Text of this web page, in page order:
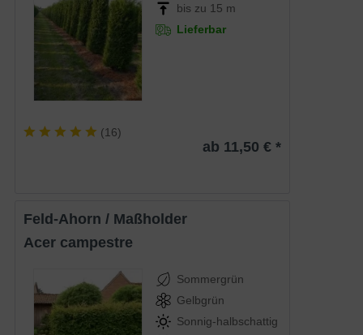
bis zu 15 m
Lieferbar
(16)
ab 11,50 € *
Feld-Ahorn / Maßholder
Acer campestre
Sommergrün
Gelbgrün
Sonnig-halbschattig